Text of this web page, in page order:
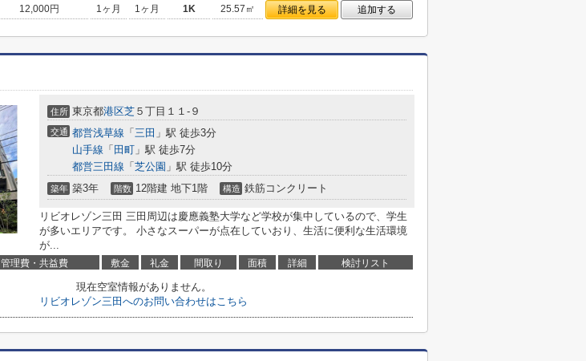
12,000円 1ヶ月 1ヶ月 1K 25.57㎡ 詳細を見る 追加する
住所 東京都港区芝 ５丁目１１-９
交通 都営浅草線 「 三田 」駅 徒歩3分
山手線 「 田町 」駅 徒歩7分
都営三田線 「 芝公園 」駅 徒歩10分
築年 築3年 階数 12階建 地下1階 構造 鉄筋コンクリート
リビオレゾン三田 三田周辺は慶應義塾大学など学校が集中しているので、学生
が多いエリアです。 小さなスーパーが点在していおり、生活に便利な生活環境
が...
管理費・共益費 敷金 礼金 間取り 面積 詳細 検討リスト
現在空室情報がありません。
リビオレゾン三田へのお問い合わせはこちら